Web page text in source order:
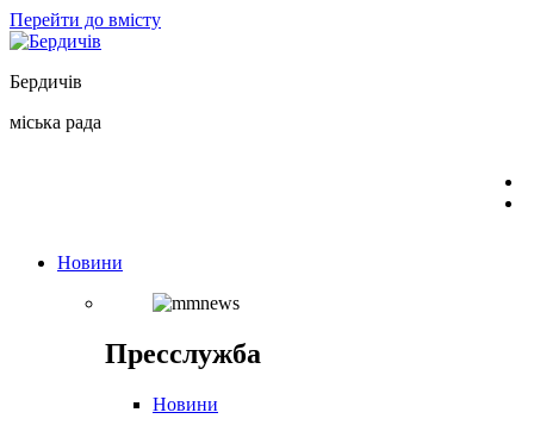
Перейти до вмісту
Бердичів
міська рада
Новини
Пресслужба
Новини